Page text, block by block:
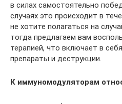
в силах самостоятельно
случаях это происходит в
не хотите полагаться на
тогда предлагаем вам
терапией, что включает в
препараты и деструкции.
К иммуномодуляторам